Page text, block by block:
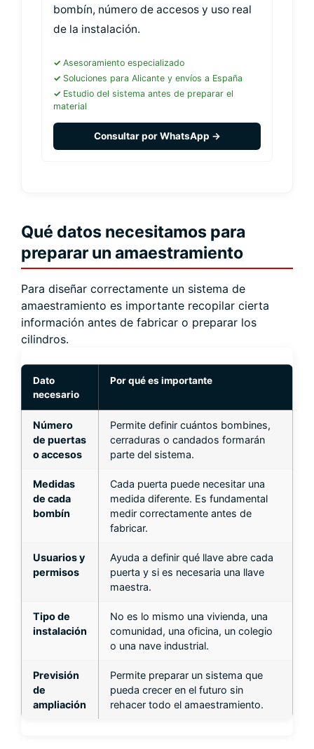
bombín, número de accesos y uso real
de la instalación.
Asesoramiento especializado
Soluciones para Alicante y envíos a España
Estudio del sistema antes de preparar el
material
Consultar por WhatsApp →
Qué datos necesitamos para
preparar un amaestramiento
Para diseñar correctamente un sistema de
amaestramiento es importante recopilar cierta
información antes de fabricar o preparar los
cilindros.
Dato
necesario
Por qué es importante
Número
de puertas
o accesos
Permite definir cuántos bombines,
cerraduras o candados formarán
parte del sistema.
Medidas
de cada
bombín
Cada puerta puede necesitar una
medida diferente. Es fundamental
medir correctamente antes de
fabricar.
Usuarios y
permisos
Ayuda a definir qué llave abre cada
puerta y si es necesaria una llave
maestra.
Tipo de
instalación
No es lo mismo una vivienda, una
comunidad, una oficina, un colegio
o una nave industrial.
Previsión
de
ampliación
Permite preparar un sistema que
pueda crecer en el futuro sin
rehacer todo el amaestramiento.